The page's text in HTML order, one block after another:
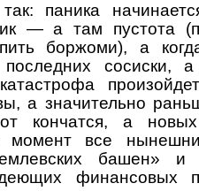
паника
— а там пустота
боржоми), а
последних сосиски,
а значительно
кончатся, а
момент все
башен»
финансовых